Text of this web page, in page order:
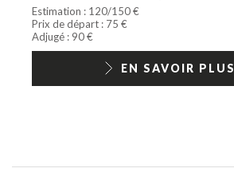
Estimation : 120/150 €
Prix de départ : 75 €
Adjugé : 90 €
EN SAVOIR PLUS